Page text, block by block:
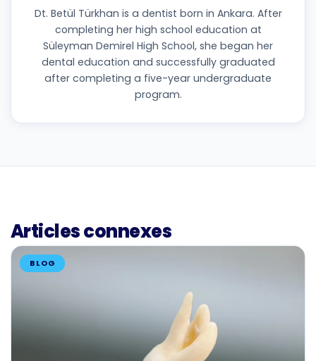
Dt. Betül Türkhan is a dentist born in Ankara. After
completing her high school education at
Süleyman Demirel High School, she began her
dental education and successfully graduated
after completing a five-year undergraduate
program.
Articles connexes
BLOG